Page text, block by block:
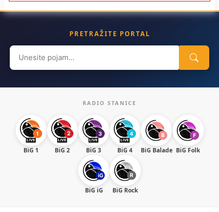
PRETRAŽITE PORTAL
Search
for:
RADIO STANICE
BiG 1 BiG 2 BiG 3 BiG 4 BiG Balade BiG Folk
BiG iG BiG Rock